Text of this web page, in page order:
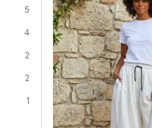
5
4
2
2
1